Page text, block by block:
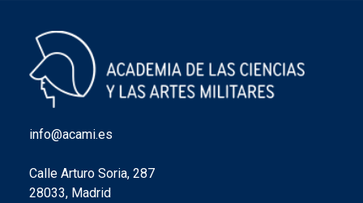
info@acami.es
Calle Arturo Soria, 287
28033, Madrid